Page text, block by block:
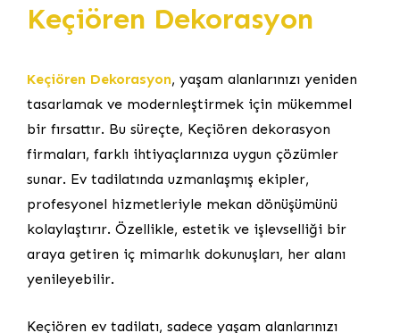
Keçiören Dekorasyon
Keçiören Dekorasyon, yaşam alanlarınızı yeniden
tasarlamak ve modernleştirmek için mükemmel
bir fırsattır. Bu süreçte, Keçiören dekorasyon
firmaları, farklı ihtiyaçlarınıza uygun çözümler
sunar. Ev tadilatında uzmanlaşmış ekipler,
profesyonel hizmetleriyle mekan dönüşümünü
kolaylaştırır. Özellikle, estetik ve işlevselliği bir
araya getiren iç mimarlık dokunuşları, her alanı
yenileyebilir.
Keçiören ev tadilatı, sadece yaşam alanlarınızı